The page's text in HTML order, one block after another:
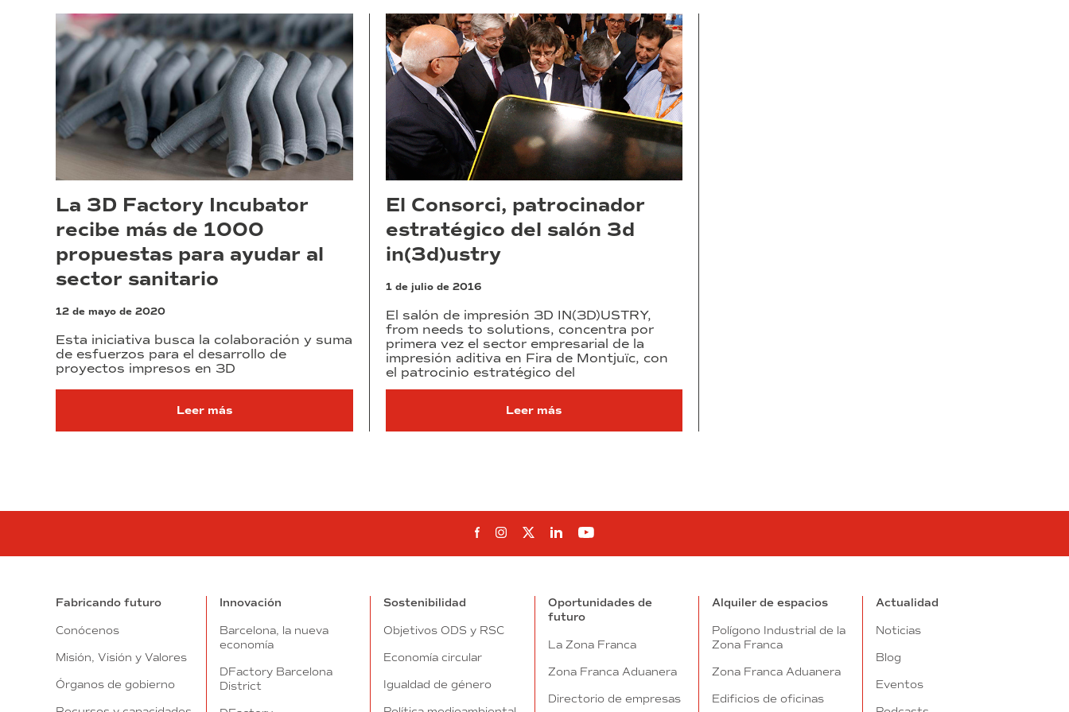
La 3D Factory Incubator
recibe más de 1000
propuestas para ayudar al
sector sanitario
12 de mayo de 2020
Esta iniciativa busca la colaboración y suma
de esfuerzos para el desarrollo de
proyectos impresos en 3D
Leer más
El Consorci, patrocinador
estratégico del salón 3d
in(3d)ustry
1 de julio de 2016
El salón de impresión 3D IN(3D)USTRY,
from needs to solutions, concentra por
primera vez el sector empresarial de la
impresión aditiva en Fira de Montjuïc, con
el patrocinio estratégico del
Leer más
Síguenos en Facebook
Síguenos en Instagram
Síguenos en Twitter
Síguenos en Linkedin
Síguenos en Youtube
Fabricando futuro
Conócenos
Misión, Visión y Valores
Órganos de gobierno
Innovación
Barcelona, la nueva
economía
DFactory Barcelona
District
Sostenibilidad
Objetivos ODS y RSC
Economía circular
Igualdad de género
Oportunidades de
futuro
La Zona Franca
Zona Franca Aduanera
Directorio de empresas
Alquiler de espacios
Polígono Industrial de la
Zona Franca
Zona Franca Aduanera
Edificios de oficinas
Actualidad
Noticias
Blog
Eventos